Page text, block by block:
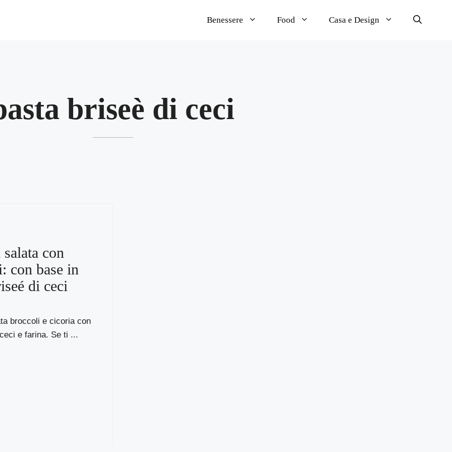
Benessere Food Casa e Design
briseè di ceci
con
con base in
di ceci
broccoli e cicoria con
e farina. Se ti ...